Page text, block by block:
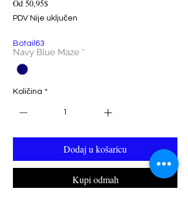
Od 50,95$Cijena
popustom
PDV Nije uključen
Botail63
Navy Blue Maze *
Količina *
Dodaj u košaricu
Kupi odmah